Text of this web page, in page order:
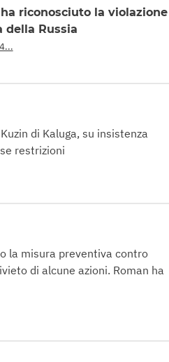
riconosciuto la violazione
Russia
di Kaluga, su insistenza
restrizioni
la misura preventiva contro
di alcune azioni. Roman ha